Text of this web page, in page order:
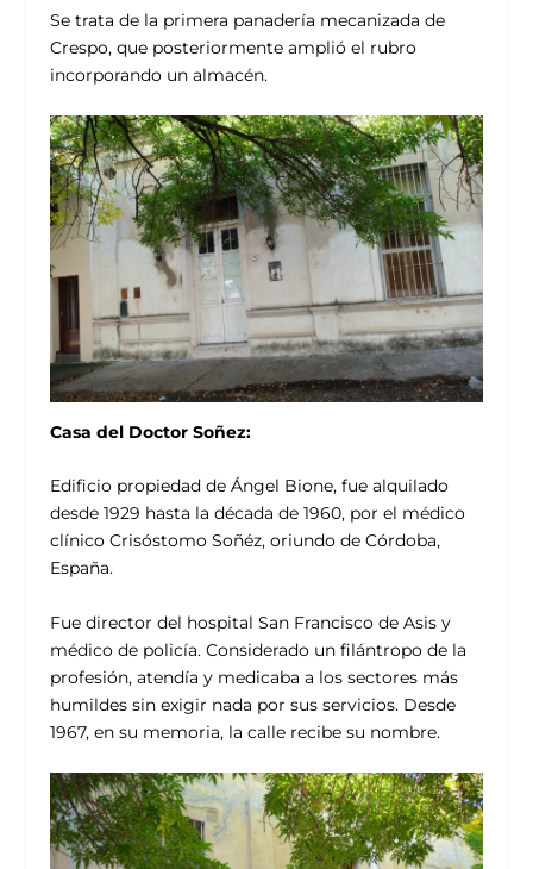
Se trata de la primera panadería mecanizada de
Crespo, que posteriormente amplió el rubro
incorporando un almacén.
Casa del Doctor Soñez:
Edificio propiedad de Ángel Bione, fue alquilado
desde 1929 hasta la década de 1960, por el médico
clínico Crisóstomo Soñéz, oriundo de Córdoba,
España.
Fue director del hospital San Francisco de Asis y
médico de policía. Considerado un filántropo de la
profesión, atendía y medicaba a los sectores más
humildes sin exigir nada por sus servicios. Desde
1967, en su memoria, la calle recibe su nombre.